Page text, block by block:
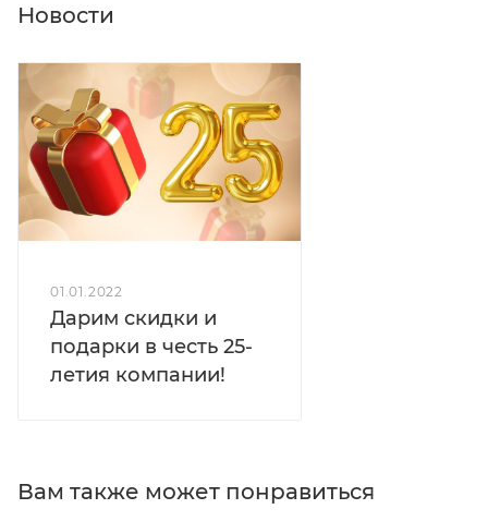
Новости
01.01.2022
Дарим скидки и
подарки в честь 25-
летия компании!
Вам также может понравиться